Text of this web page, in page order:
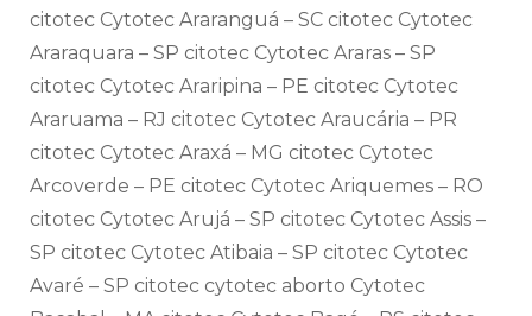
citotec Cytotec Araranguá – SC citotec Cytotec
Araraquara – SP citotec Cytotec Araras – SP
citotec Cytotec Araripina – PE citotec Cytotec
Araruama – RJ citotec Cytotec Araucária – PR
citotec Cytotec Araxá – MG citotec Cytotec
Arcoverde – PE citotec Cytotec Ariquemes – RO
citotec Cytotec Arujá – SP citotec Cytotec Assis –
SP citotec Cytotec Atibaia – SP citotec Cytotec
Avaré – SP citotec cytotec aborto Cytotec